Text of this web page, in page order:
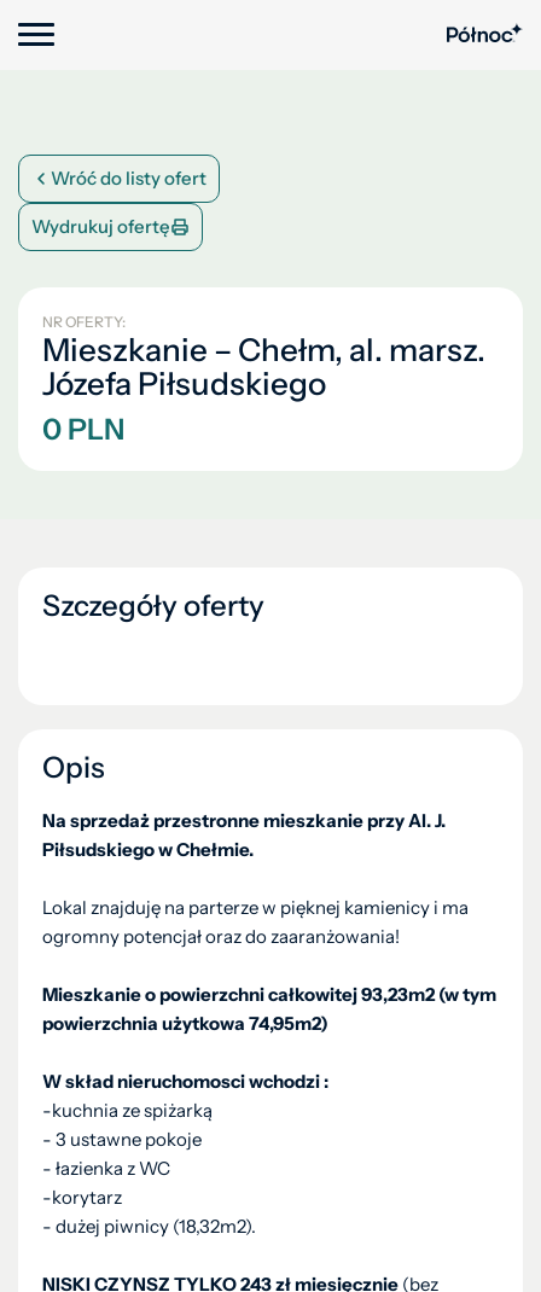
Wróć do listy ofert
Wydrukuj ofertę
NR OFERTY:
Mieszkanie – Chełm, al. marsz.
Józefa Piłsudskiego
0 PLN
Szczegóły oferty
Opis
Na sprzedaż przestronne mieszkanie przy Al. J.
Piłsudskiego w Chełmie.
Lokal znajduję na parterze w pięknej kamienicy i ma
ogromny potencjał oraz do zaaranżowania!
Mieszkanie o powierzchni całkowitej 93,23m2 (w tym
powierzchnia użytkowa 74,95m2)
W skład nieruchomosci wchodzi :
-kuchnia ze spiżarką
- 3 ustawne pokoje
- łazienka z WC
-korytarz
- dużej piwnicy (18,32m2).
NISKI CZYNSZ TYLKO 243 zł miesięcznie (bez